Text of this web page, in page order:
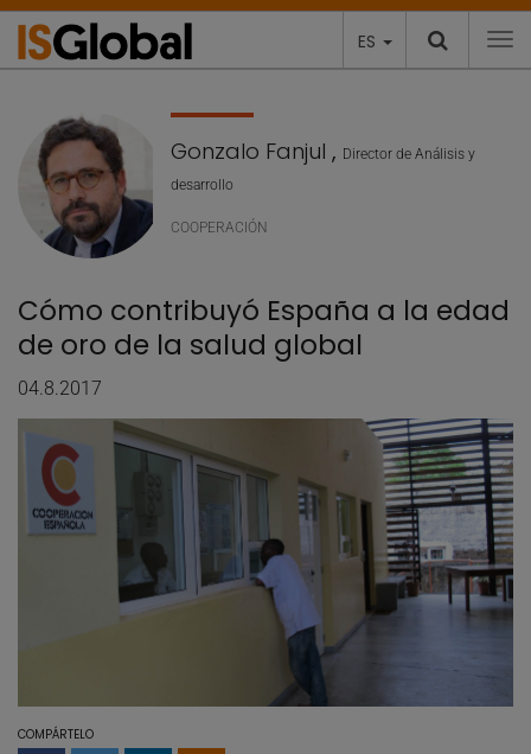
ES
Gonzalo Fanjul , Director de Análisis y
desarrollo
COOPERACIÓN
Cómo contribuyó España a la edad
de oro de la salud global
04.8.2017
COMPÁRTELO